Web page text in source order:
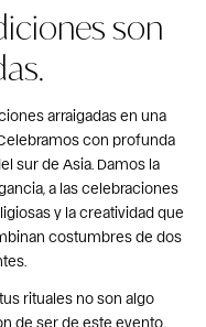
son
arraigadas en una
con profunda
sur de Asia. Damos la
a las celebraciones
y la creatividad que
costumbres de dos
rituales no son algo
de ser de este evento.